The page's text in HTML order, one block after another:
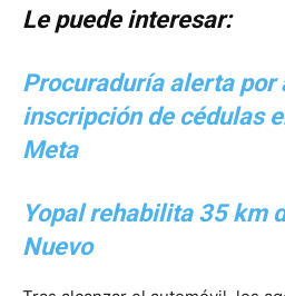
Le puede interesar:
Procuraduría alerta por
inscripción de cédulas
Meta
Yopal rehabilita 35 km
Nuevo